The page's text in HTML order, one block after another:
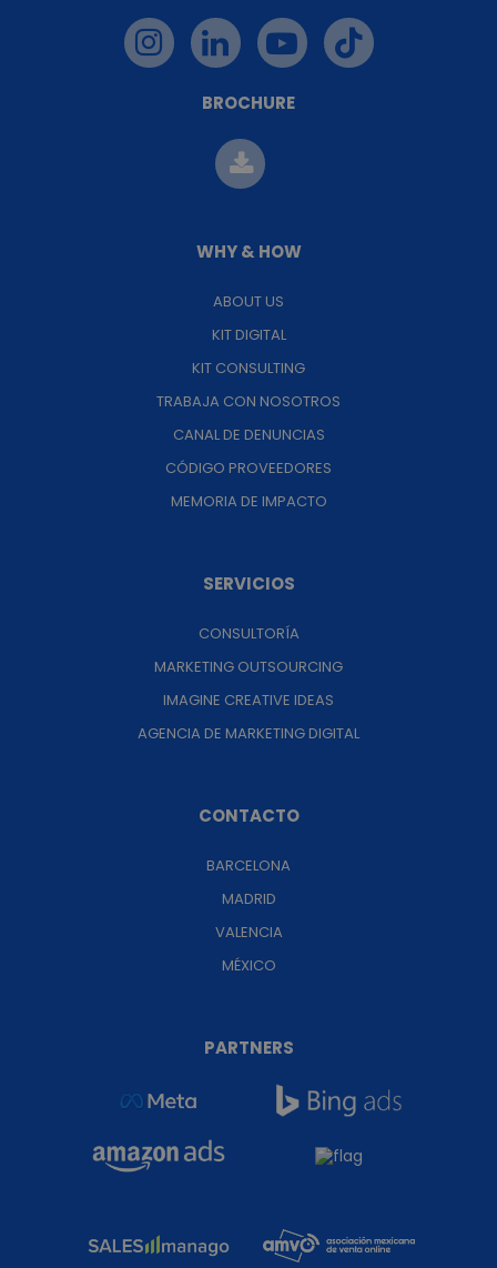
BROCHURE
WHY & HOW
ABOUT US
KIT DIGITAL
KIT CONSULTING
TRABAJA CON NOSOTROS
CANAL DE DENUNCIAS
CÓDIGO PROVEEDORES
MEMORIA DE IMPACTO
SERVICIOS
CONSULTORÍA
MARKETING OUTSOURCING
IMAGINE CREATIVE IDEAS
AGENCIA DE MARKETING DIGITAL
CONTACTO
BARCELONA
MADRID
VALENCIA
MÉXICO
PARTNERS